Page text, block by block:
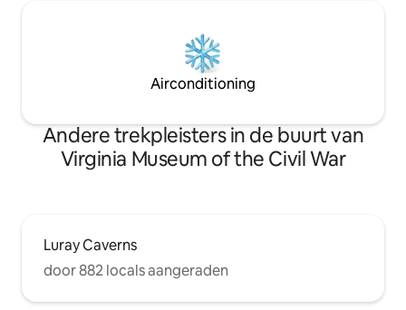
Airconditioning
Andere trekpleisters in de buurt van
Virginia Museum of the Civil War
Luray Caverns
door 882 locals aangeraden